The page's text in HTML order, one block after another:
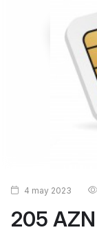
205 AZN
4 may 2023